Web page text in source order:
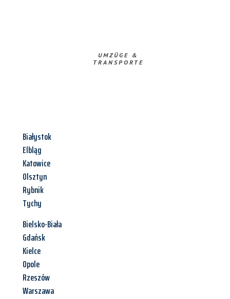
UMZÜGE &
TRANSPORTE
Białystok
Elbląg
Katowice
Olsztyn
Rybnik
Tychy
Bielsko-Biała
Gdańsk
Kielce
Opole
Rzeszów
Warszawa